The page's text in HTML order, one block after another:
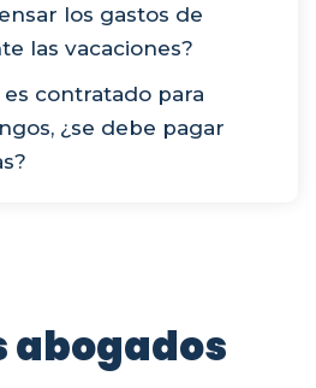
los gastos de
las vacaciones?
es contratado para
¿se debe pagar
abogados